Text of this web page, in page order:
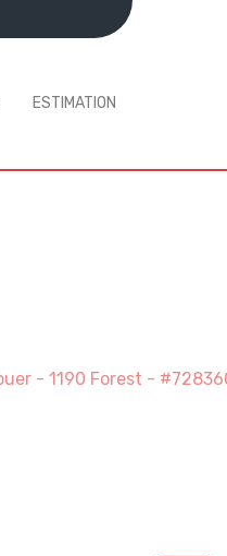
ESTIMATION